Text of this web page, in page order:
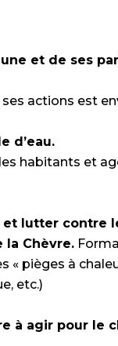
et de ses
actions est
d’eau.
habitants et
lutter contre
la Chèvre.
« pièges à
etc.)
à agir pour le